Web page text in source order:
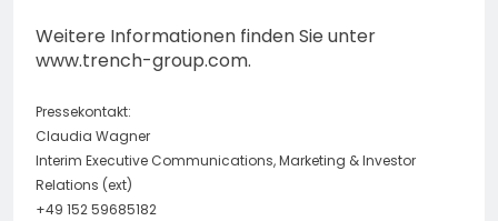
Weitere Informationen finden Sie unter
www.trench-group.com.
Pressekontakt:
Claudia Wagner
Interim Executive Communications, Marketing & Investor
Relations (ext)
+49 152 59685182